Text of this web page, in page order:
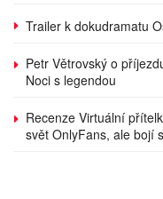
Trailer k dokudramatu
Petr Větrovský o
Noci s legendou
Recenze Virtuální
svět OnlyFans, ale bojí